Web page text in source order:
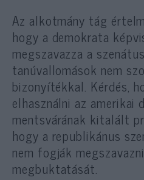
Az alkotmány tág
hogy a demokrata
megszavazza a
tanúvallomások nem
bizonyítékkal. Kérdés,
elhasználni az amerikai
mentsvárának kitalált
hogy a republikánus
nem fogják
megbuktatását.